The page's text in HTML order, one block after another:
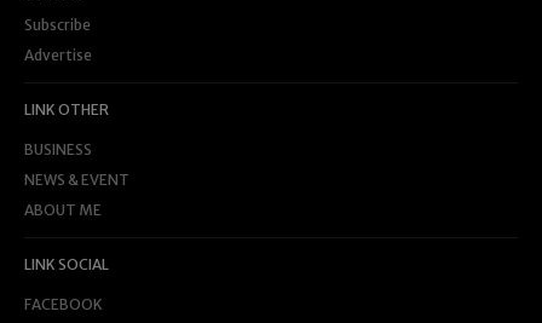
Subscribe
Advertise
LINK OTHER
BUSINESS
NEWS & EVENT
ABOUT ME
LINK SOCIAL
FACEBOOK